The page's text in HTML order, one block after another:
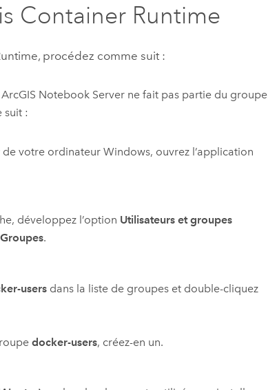
Container Runtime
, procédez comme suit :
ArcGIS Notebook Server ne fait pas partie du groupe
suit :
de votre ordinateur Windows, ouvrez l’application
développez l’option Utilisateurs et groupes
Groupes.
usersdans la liste de groupes et double-cliquez
docker-users, créez-en un.